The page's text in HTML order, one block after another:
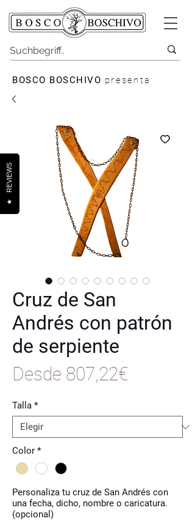
BOSCO BOSCHIVO presenta
Cruz de San
Andrés con patrón
de serpiente
Desde 807,22€
oferta
Talla *
Color *
Personaliza tu cruz de San Andrés con
una fecha, dicho, nombre o caricatura.
(opcional)
★
REVIEWS